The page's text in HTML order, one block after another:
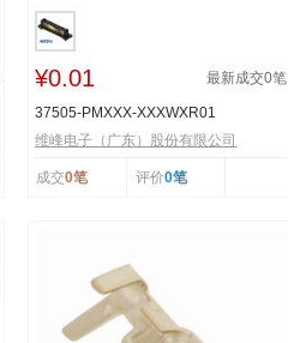
¥0.01 最新成交0笔
37505-PMXXX-XXXWXR01
维峰电子（广东）股份有限公司
成交0笔 评价0笔